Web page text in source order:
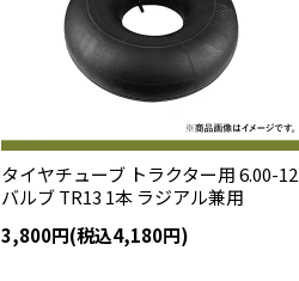
タイヤチューブ トラクター用 6.00-12
バルブ TR13 1本 ラジアル兼用
3,800円(税込4,180円)